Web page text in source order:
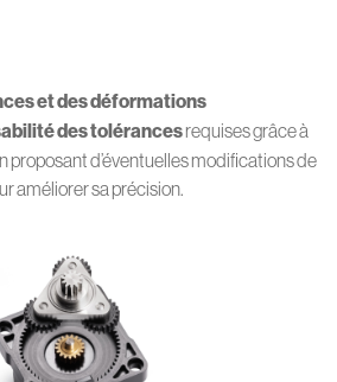
et des déformations
des tolérancesrequises grâce à
proposant d’éventuelles modifications de
améliorer sa précision.